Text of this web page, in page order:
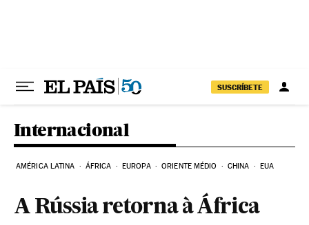
SUSCRÍBETE
Internacional
AMÉRICA LATINA ÁFRICA EUROPA ORIENTE MÉDIO CHINA EUA
A Rússia retorna à África